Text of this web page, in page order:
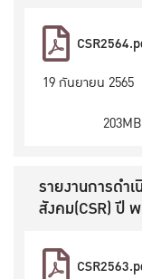
19 กันยายน 2565
203MB
รายงานการดำ
สังคม(CSR) ปี